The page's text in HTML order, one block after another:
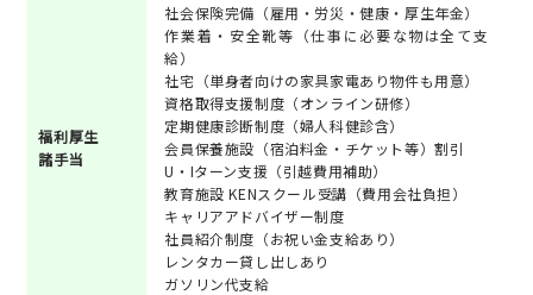
福利厚生
諸手当
社会保険完備（雇用・労災・健康・厚生年金）
作業着・安全靴等（仕事に必要な物は全て支
給）
社宅（単身者向けの家具家電あり物件も用意）
資格取得支援制度（オンライン研修）
定期健康診断制度（婦人科健診含）
会員保養施設（宿泊料金・チケット等）割引
U・Iターン支援（引越費用補助）
教育施設 KENスクール受講（費用会社負担）
キャリアアドバイザー制度
社員紹介制度（お祝い金支給あり）
レンタカー貸し出しあり
ガソリン代支給